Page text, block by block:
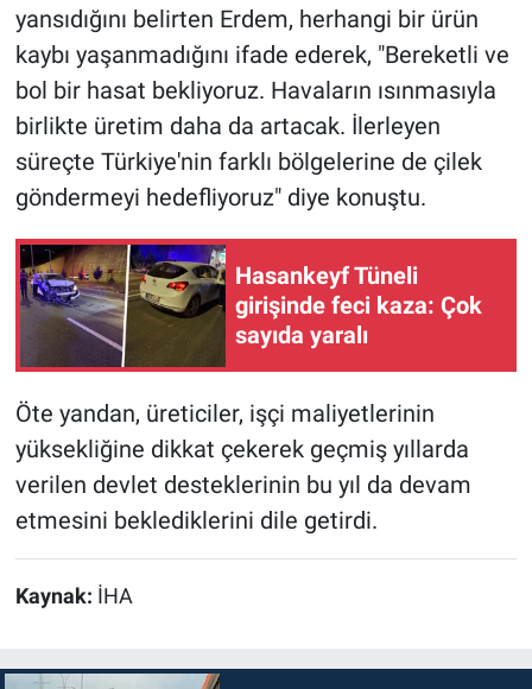
yansıdığını belirten Erdem, herhangi bir ürün
kaybı yaşanmadığını ifade ederek, "Bereketli ve
bol bir hasat bekliyoruz. Havaların ısınmasıyla
birlikte üretim daha da artacak. İlerleyen
süreçte Türkiye'nin farklı bölgelerine de çilek
göndermeyi hedefliyoruz" diye konuştu.
Hasankeyf Tüneli
girişinde feci kaza: Çok
sayıda yaralı
Öte yandan, üreticiler, işçi maliyetlerinin
yüksekliğine dikkat çekerek geçmiş yıllarda
verilen devlet desteklerinin bu yıl da devam
etmesini beklediklerini dile getirdi.
Kaynak: İHA